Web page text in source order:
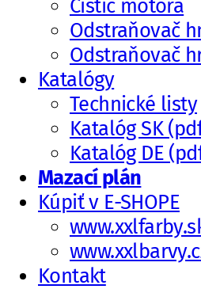
Čistič motora
Odstraňovač
Odstraňovač
Katalógy
Technické listy
Katalóg SK
Katalóg DE
Mazací plán
Kúpiť v E-SHOPE
Kontakt